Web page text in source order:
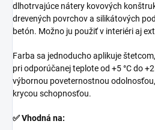
dlhotrvajúce nátery kovových
drevených povrchov a silikátových
betón. Možno ju použiť v interiéri aj
Farba sa jednoducho aplikuje
pri odporúčanej teplote od +5 °C do
výbornou poveternostnou
krycou schopnosťou.
✅ Vhodná na: